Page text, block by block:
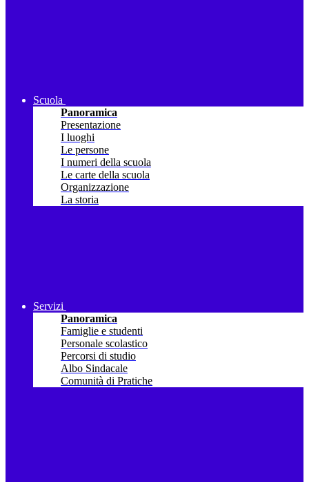
Scuola
Panoramica
Presentazione
I luoghi
Le persone
I numeri della scuola
Le carte della scuola
Organizzazione
La storia
Servizi
Panoramica
Famiglie e studenti
Personale scolastico
Percorsi di studio
Albo Sindacale
Comunità di Pratiche